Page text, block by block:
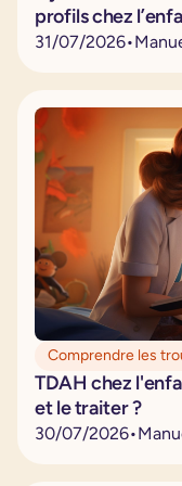
profils chez
31/07/2026•
Comprendre les
TDAH chez
et le traiter ?
30/07/2026•